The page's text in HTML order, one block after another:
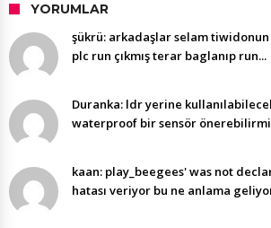
YORUMLAR
şükrü: arkadaşlar selam tiwidonun
plc run çıkmış terar baglanıp run...
Duranka: ldr yerine
waterproof bir sensör
kaan: play_beegees' was not
hatası veriyor bu ne anlama